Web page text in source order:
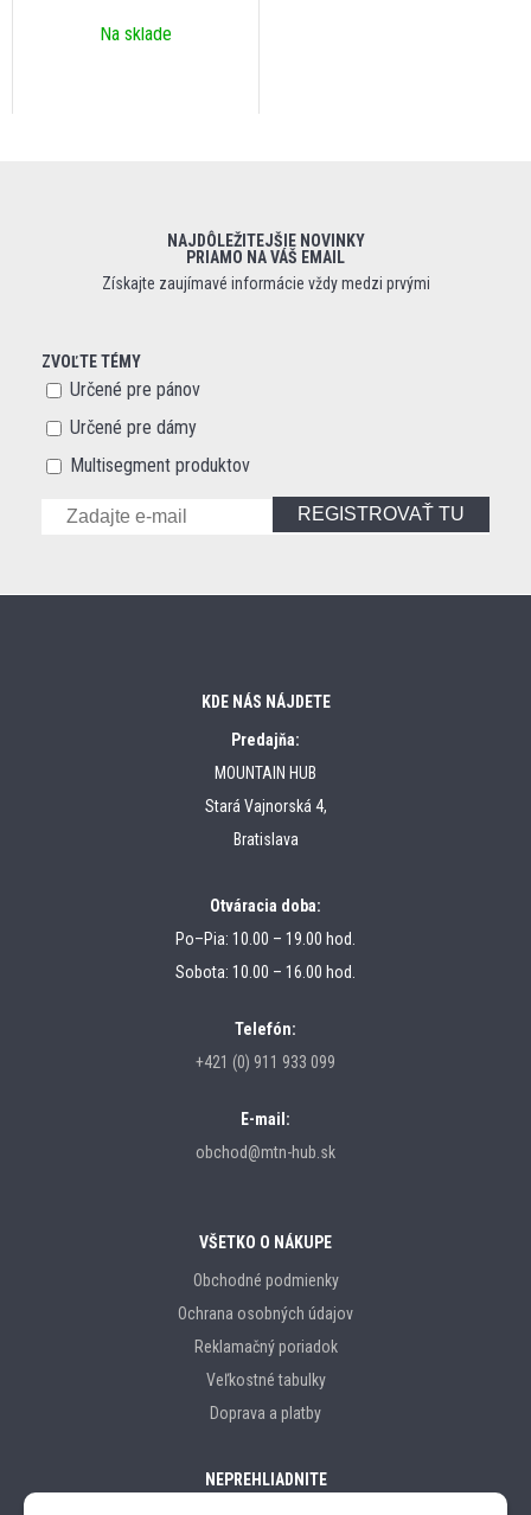
Na sklade
NAJDÔLEŽITEJŠIE NOVINKY
PRIAMO NA VÁŠ EMAIL
Získajte zaujímavé informácie vždy medzi prvými
ZVOĽTE TÉMY
Určené pre pánov
Určené pre dámy
Multisegment produktov
REGISTROVAŤ TU
KDE NÁS NÁJDETE
Predajňa:
MOUNTAIN HUB
Stará Vajnorská 4,
Bratislava
Otváracia doba:
Po–Pia: 10.00 – 19.00 hod.
Sobota: 10.00 – 16.00 hod.
Telefón:
+421 (0) 911 933 099
E-mail:
obchod@mtn-hub.sk
VŠETKO O NÁKUPE
Obchodné podmienky
Ochrana osobných údajov
Reklamačný poriadok
Veľkostné tabulky
Doprava a platby
NEPREHLIADNITE